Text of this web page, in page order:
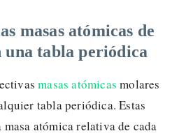
masas atómicas de
una tabla periódica
masas atómicas molares
tabla periódica. Estas
atómica relativa de cada